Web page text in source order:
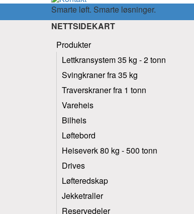
Smarte løft. Smarte løsninger.
NETTSIDEKART
Produkter
Lettkransystem 35 kg - 2 tonn
Svingkraner fra 35 kg
Traverskraner fra 1 tonn
Vareheis
Bilheis
Løftebord
Heiseverk 80 kg - 500 tonn
Drives
Løfteredskap
Jekketraller
Reservedeler